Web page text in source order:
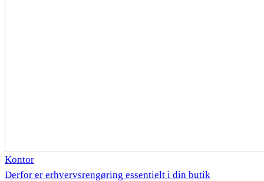
Kontor
Derfor er erhvervsrengøring essentielt i din butik